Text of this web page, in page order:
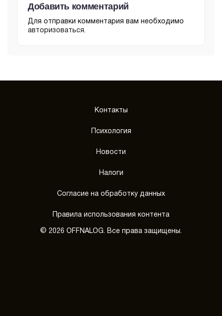
Добавить комментарий
Для отправки комментария вам необходимо
авторизоваться.
Контакты
Психология
Новости
Налоги
Согласие на обработку данных
Правила использования контента
© 2026 OFFNALOG. Все права защищены.